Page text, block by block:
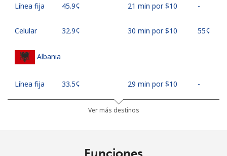
Línea fija ⁦45.9¢⁩ 21 min por ⁦$10⁩ -
Celular ⁦32.9¢⁩ 30 min por ⁦$10⁩ ⁦55¢⁩
Albania
Línea fija ⁦33.5¢⁩ 29 min por ⁦$10⁩ -
15 min por ⁦$10⁩
Ver más destinos